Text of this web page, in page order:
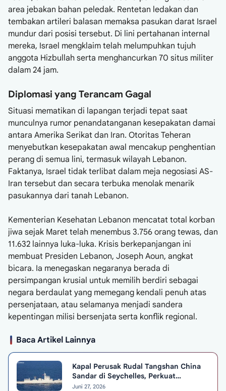
area jebakan bahan peledak. Rentetan ledakan dan
tembakan artileri balasan memaksa pasukan darat Israel
mundur dari posisi tersebut. Di lini pertahanan internal
mereka, Israel mengklaim telah melumpuhkan tujuh
anggota Hizbullah serta menghancurkan 70 situs militer
dalam 24 jam.
Diplomasi yang Terancam Gagal
Situasi mematikan di lapangan terjadi tepat saat
munculnya rumor penandatanganan kesepakatan damai
antara Amerika Serikat dan Iran. Otoritas Teheran
menyebutkan kesepakatan awal mencakup penghentian
perang di semua lini, termasuk wilayah Lebanon.
Faktanya, Israel tidak terlibat dalam meja negosiasi AS-
Iran tersebut dan secara terbuka menolak menarik
pasukannya dari tanah Lebanon.
Kementerian Kesehatan Lebanon mencatat total korban
jiwa sejak Maret telah menembus 3.756 orang tewas, dan
11.632 lainnya luka-luka. Krisis berkepanjangan ini
membuat Presiden Lebanon, Joseph Aoun, angkat
bicara. Ia menegaskan negaranya berada di
persimpangan krusial untuk memilih berdiri sebagai
negara berdaulat yang memegang kendali penuh atas
persenjataan, atau selamanya menjadi sandera
kepentingan milisi bersenjata serta konflik regional.
Baca Artikel Lainnya
Kapal Perusak Rudal Tangshan China
Sandar di Seychelles, Perkuat
Hubungan Diplomatik
Juni 27, 2026